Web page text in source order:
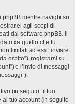
phpBB mentre navighi su
agli scopi di
dal software phpBB. Il
da quello che tu
limitati ad essi: inviare
ospite”), registrarsi su
e l’invio di messaggi
(in seguito “il tuo
al tuo account (in seguito